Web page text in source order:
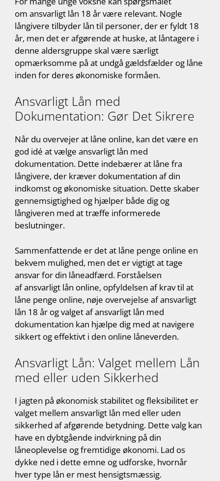
om ansvarligt lån 18 år være relevant. Nogle
långivere tilbyder lån til personer, der er fyldt 18
år, men det er afgørende at huske, at låntagere i
denne aldersgruppe skal være særligt
opmærksomme på at undgå gældsfælder og låne
inden for deres økonomiske formåen.
Ansvarligt Lån med
Dokumentation: Gør Det Sikrere
Når du overvejer at låne online, kan det være en
god idé at vælge ansvarligt lån med
dokumentation. Dette indebærer at låne fra
långivere, der kræver dokumentation af din
indkomst og økonomiske situation. Dette skaber
gennemsigtighed og hjælper både dig og
långiveren med at træffe informerede
beslutninger.
Sammenfattende er det at låne penge online en
bekvem mulighed, men det er vigtigt at tage
ansvar for din låneadfærd. Forståelsen
af ansvarligt lån online, opfyldelsen af krav til at
låne penge online, nøje overvejelse af ansvarligt
lån 18 år og valget af ansvarligt lån med
dokumentation kan hjælpe dig med at navigere
sikkert og effektivt i den online låneverden.
Ansvarligt Lån: Valget mellem Lån
med eller uden Sikkerhed
I jagten på økonomisk stabilitet og fleksibilitet er
valget mellem ansvarligt lån med eller uden
sikkerhed af afgørende betydning. Dette valg kan
have en dybtgående indvirkning på din
låneoplevelse og fremtidige økonomi. Lad os
dykke ned i dette emne og udforske, hvornår
hver type lån er mest hensigtsmæssig.